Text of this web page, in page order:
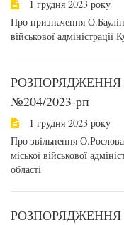
1 грудня 2023 року
Про призначення
військової адміністрації
РОЗПОРЯДЖЕННЯ
№204/2023-рп
1 грудня 2023 року
Про звільнення
міської військової
області
РОЗПОРЯДЖЕННЯ